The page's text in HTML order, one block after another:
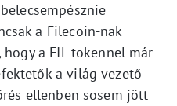
a Filecoin-nak
a FIL tokennel már
a világ vezető
ellenben sosem jött